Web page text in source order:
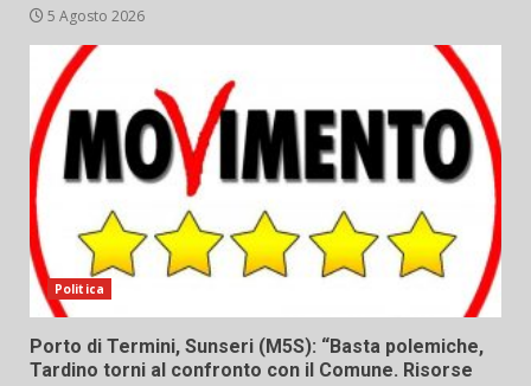
5 Agosto 2026
Politica
Porto di Termini, Sunseri (M5S): “Basta polemiche,
Tardino torni al confronto con il Comune. Risorse